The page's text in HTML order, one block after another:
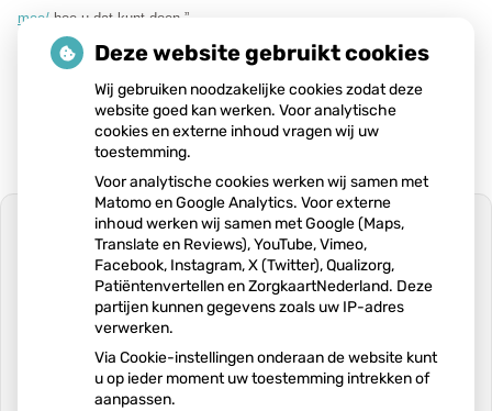
mee/ hoe u dat kunt doen.”
U heeft geen toestemming gegeven
voorexterne inhouddie nodig is om dit
Cookie-instellingen wijzigen
Deze website gebruikt cookies
Wij gebruiken noodzakelijke cookies zodat deze
website goed kan werken. Voor analytische
cookies en externe inhoud vragen wij uw
toestemming.
Voor analytische cookies werken wij samen met
Matomo en Google Analytics. Voor externe
inhoud werken wij samen met Google (Maps,
Translate en Reviews), YouTube, Vimeo,
Facebook, Instagram, X (Twitter), Qualizorg,
Patiëntenvertellen en ZorgkaartNederland. Deze
partijen kunnen gegevens zoals uw IP-adres
verwerken.
Via Cookie-instellingen onderaan de website kunt
u op ieder moment uw toestemming intrekken of
aanpassen.